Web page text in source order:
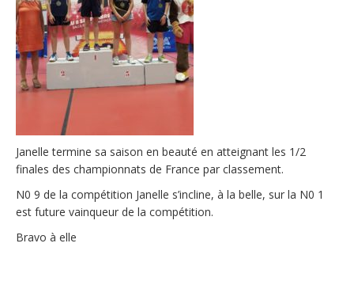
Janelle termine sa saison en beauté en atteignant les 1/2
finales des championnats de France par classement.
N0 9 de la compétition Janelle s’incline, à la belle, sur la N0 1
est future vainqueur de la compétition.
Bravo à elle